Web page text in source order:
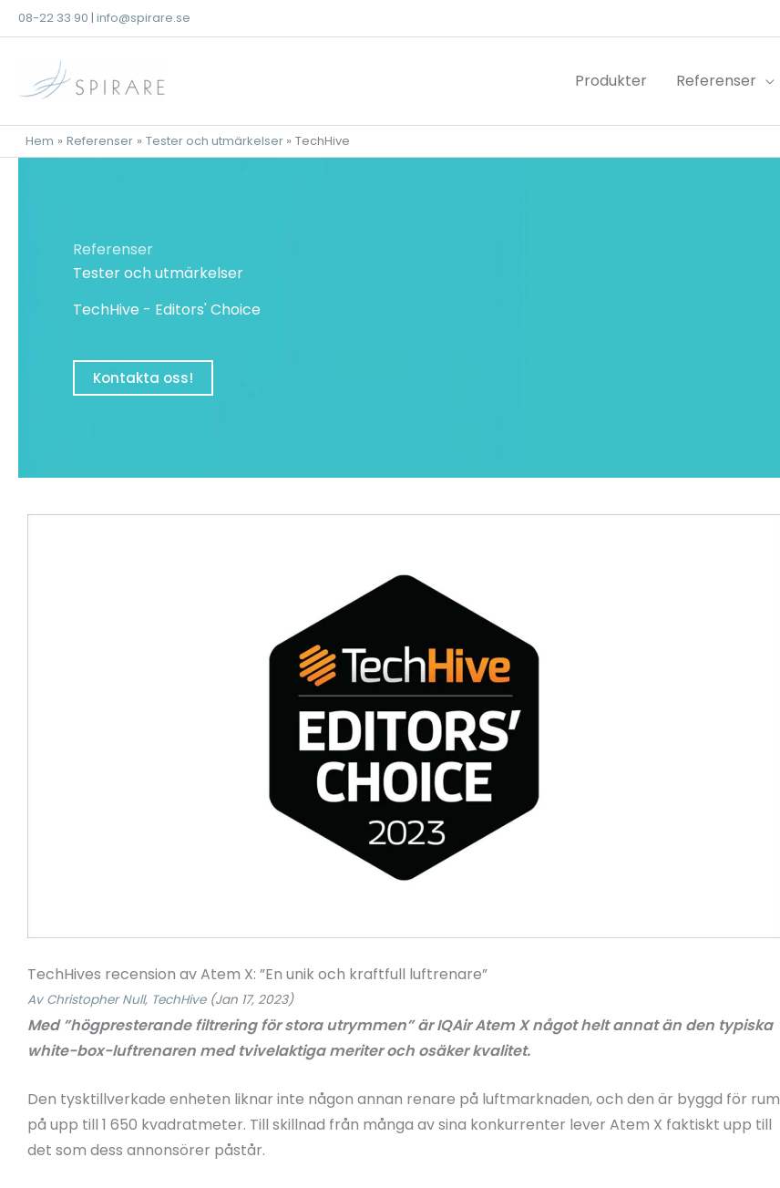
Hoppa
till
08-22 33 90 | info@spirare.se
Produkter Referenser
Hem Referenser Tester och utmärkelser TechHive
Referenser
Tester och utmärkelser
TechHive - Editors' Choice
Kontakta oss!
TechHives recension av Atem X: ”En unik och kraftfull luftrenare”
Av Christopher Null, TechHive(Jan 17, 2023)
Med ”högpresterande filtrering för stora utrymmen” är IQAir Atem X något helt annat än den typiska
white-box-luftrenaren med tvivelaktiga meriter och osäker kvalitet.
Den tysktillverkade enheten liknar inte någon annan renare på luftmarknaden, och den är byggd för rum
på upp till 1 650 kvadratmeter. Till skillnad från många av sina konkurrenter lever Atem X faktiskt upp till
det som dess annonsörer påstår.